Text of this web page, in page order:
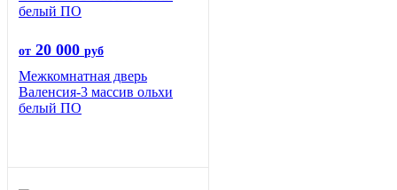
от 20 000 руб
Межкомнатная дверь
Валенсия-3 массив ольхи
белый ПО